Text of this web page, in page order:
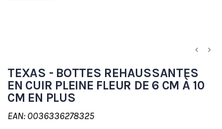
TEXAS - BOTTES REHAUSSANTES
EN CUIR PLEINE FLEUR DE 6 CM À 10
CM EN PLUS
EAN: 0036336278325